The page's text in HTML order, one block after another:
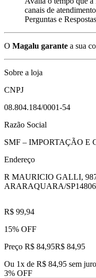
canais de
Perguntas e Respostas
O Magalu garante a sua
Sobre a loja
CNPJ
08.804.184/0001-54
Razão Social
SMF – IMPORTAÇÃO E
Endereço
R MAURICIO GALLI,
ARARAQUARA/SP
R$ 99,94
15% OFF
Preço R$ 84,95R$ 84,95
Ou 1x de R$ 84,95 sem
3% OFF